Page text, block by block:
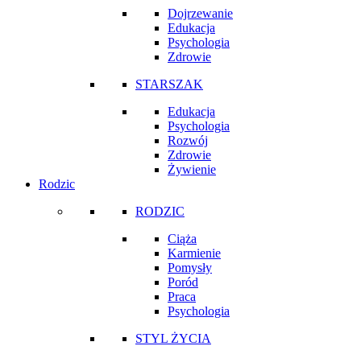
Dojrzewanie
Edukacja
Psychologia
Zdrowie
STARSZAK
Edukacja
Psychologia
Rozwój
Zdrowie
Żywienie
Rodzic
RODZIC
Ciąża
Karmienie
Pomysły
Poród
Praca
Psychologia
STYL ŻYCIA